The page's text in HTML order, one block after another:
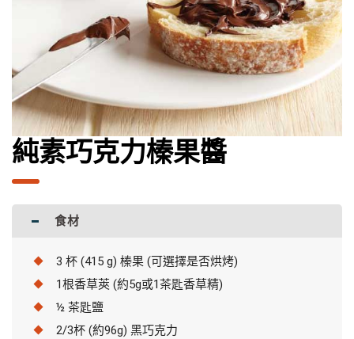
純素巧克力榛果醬
食材
3 杯 (415 g) 榛果 (可選擇是否烘烤)
1根香草莢 (約5g或1茶匙香草精)
½ 茶匙鹽
2/3杯 (約96g) 黑巧克力